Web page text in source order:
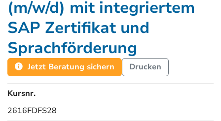
(m/w/d) mit integriertem
SAP Zertifikat und
Sprachförderung
Jetzt Beratung sichern Drucken
Kursnr.
2616FDFS28